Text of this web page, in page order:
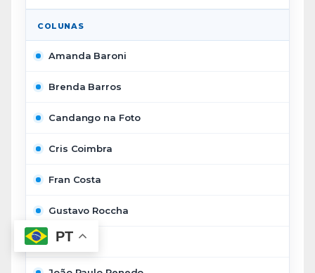
COLUNAS
Amanda Baroni
Brenda Barros
Candango na Foto
Cris Coimbra
Fran Costa
Gustavo Roccha
Inge Nack
PT